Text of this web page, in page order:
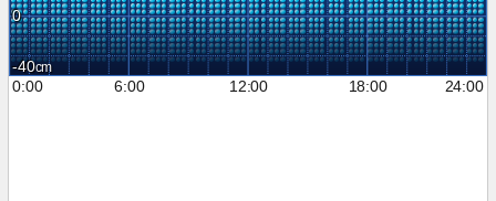
0
-40
0:00
6:00 12:00 18:00 24:00